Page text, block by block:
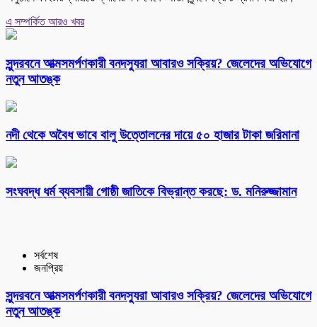
এ সম্পর্কিত আরও খবর
সুন্দরবনে আত্মসমর্পণকারী বনদস্যুরা আবারও সক্রিয়? জেলেদের অভিযোগে
নতুন আতঙ্ক
নদী থেকে অবৈধ ভাবে বালু উত্তোলনের দায়ে ৫০ হাজার টাকা জরিমানা
সংঘবদ্ধ ধর্ম ব্যবসায়ী গোষ্ঠী জাতিকে বিভ্রান্ত করছে: ড. মনিরুজ্জামান
সর্বশেষ
জনপ্রিয়
সুন্দরবনে আত্মসমর্পণকারী বনদস্যুরা আবারও সক্রিয়? জেলেদের অভিযোগে
নতুন আতঙ্ক